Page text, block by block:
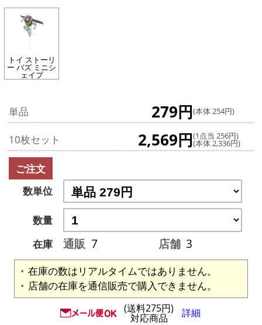
トイ ストーリ
ー バズ ミニシ
ェイプ
単品 279円(本体 254円)
10枚セット 2,569円(1点当 256円)
(本体 2,336円)
ご注文
数単位
数量
在庫
通販 7 店舗 3
在庫の数はリアルタイムではありません。
店舗の在庫を通信販売で購入できません。
(送料275円)
対応商品 詳細